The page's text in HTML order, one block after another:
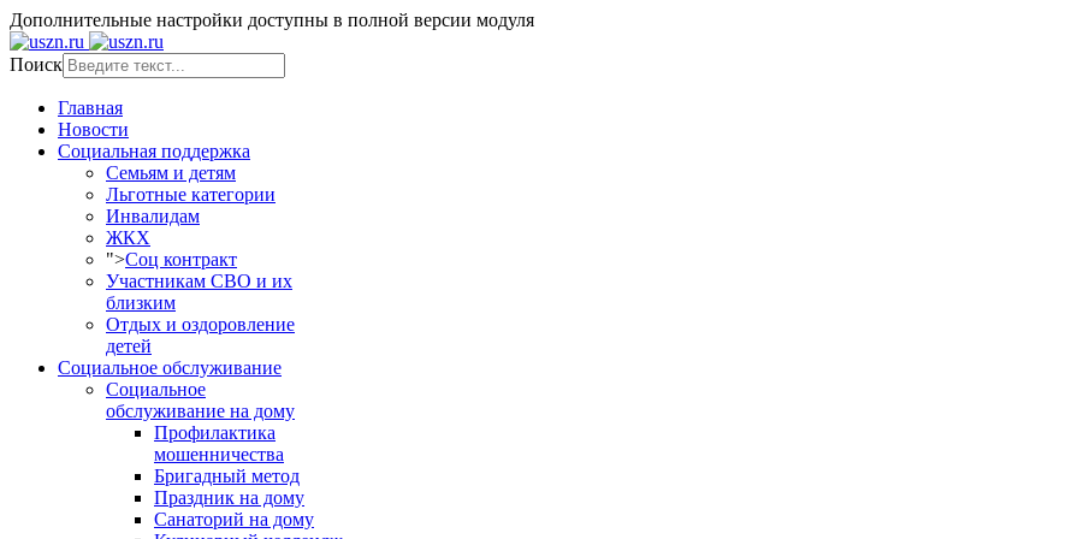
Дополнительные настройки доступны в полной версии модуля
Поиск
Главная
Новости
Социальная поддержка
Семьям и детям
Льготные категории
Инвалидам
ЖКХ
">Соц контракт
Участникам СВО и их
близким
Отдых и оздоровление
детей
Социальное обслуживание
Социальное
обслуживание на дому
Профилактика
мошенничества
Бригадный метод
Праздник на дому
Санаторий на дому